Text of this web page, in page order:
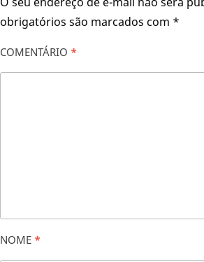
obrigatórios são marcados com *
COMENTÁRIO *
NOME *